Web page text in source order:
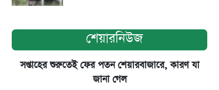
শেয়ারনিউজ
সপ্তাহের শুরুতেই ফের পতন শেয়ারবাজারে, কারণ যা
জানা গেল